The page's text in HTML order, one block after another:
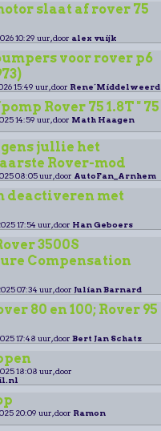
slaat af rover 75
10:29 uur, door alex vuijk
voor rover p6
15:49 uur, door Rene´Middelweerd
Rover 75 1.8T " 75
14:59 uur, door Math Haagen
jullie het
Rover-mod
08:05 uur, door AutoFan_Arnhem
deactiveren met
17:54 uur, door Han Geboers
3500S
Compensation
07:34 uur, door Julian Barnard
80 en 100; Rover 95
17:48 uur, door Bert Jan Schatz
18:08 uur, door
20:09 uur, door Ramon